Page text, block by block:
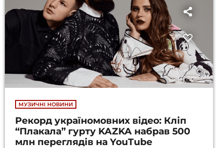
МУЗИЧНІ НОВИНИ
Рекорд україномовних відео: Кліп
“Плакала” гурту KAZKA набрав 500
млн переглядів на YouTube